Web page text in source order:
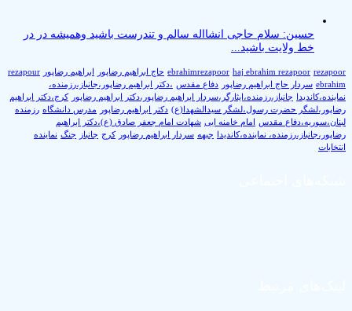
حسین: سلام حاجی انشااله سالم و تندرست باشید وهمیشه در در
خط ولایت باشید...
ebrahimrezapoor haj ebrahim rezapoor rezapoor حاج ابراهیم رضاپور ابراهیم رضاپور
rezapour
ebrahim سردار حاج ابراهیم رضاپور دفاع مقدس ،دکتر ابراهیم رضاپور،جانباز،رزمنده،
نماینده،کاندیدا
جانباز،رزمنده،ایثارگر،سردار ابراهیم رضاپور،دکتر ابراهیم رضاپور
کرج،دکتر ابراهیم
رضاپور،لشگر حضرت رسول،لشگر سیدالشهدا(ع) دکتر ابراهیم رضاپور مدرس دانشگاه رزمنده
لبنان،سوریه،دفاع مقدس
امام خامنه ایی شهادت امام جعفر صادق (ع)،دکتر ابراهیم
رضاپور،جانباز،رزمنده، نماینده،کاندیدا
جبهه سردار ابراهیم رضاپور کرج جانباز جنگ نماینده
انتخابات